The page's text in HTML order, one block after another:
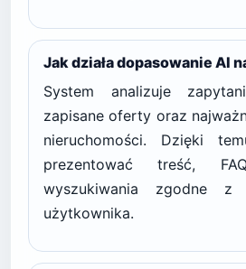
Jak działa dopasowanie AI
System analizuje
zapisane oferty oraz
nieruchomości. Dzięki
prezentować treść,
wyszukiwania zgodne z
użytkownika.